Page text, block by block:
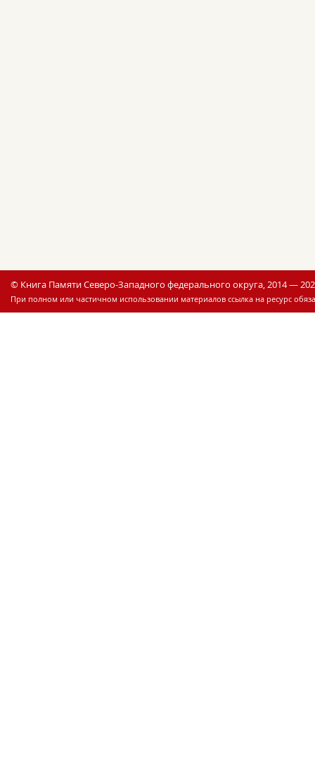
© Книга Памяти Северо-Западного федерального округа, 2014 —
При полном или частичном использовании материалов ссылка на ресурс